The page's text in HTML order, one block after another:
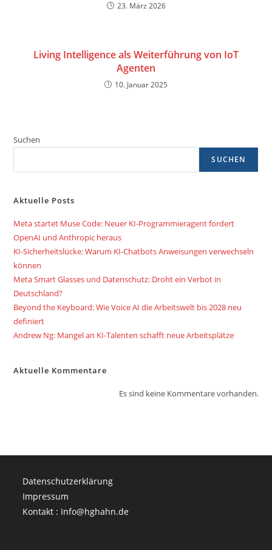
23. März 2026
Living Intelligence als Weiterführung von IoT
Agenten
10. Januar 2025
Suchen
SUCHEN
Aktuelle Posts
Meta startet Muse Code: Neuer KI-Programmieragent fordert
OpenAI und Anthropic heraus
KI-Sicherheitslücke: Warum KI-Chatbots Anweisungen verwechseln
können
Meta Smart Glasses und Datenschutz: Droht ein Verbot in
Deutschland?
Beyond the Keyboard: Wie Voice AI die Arbeitswelt bis 2028 neu
definiert
Andrew Ng: Mangel an KI-Talenten schafft neue Arbeitsplätze
Aktuelle Kommentare
Es sind keine Kommentare vorhanden.
Datenschutzerklärung
Impressum
Kontakt : Info@hghahn.de